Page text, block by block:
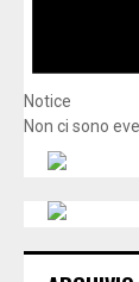
Notice
Non ci sono